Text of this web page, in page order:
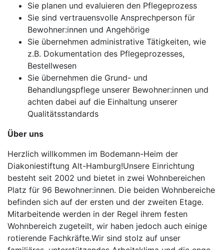
Sie planen und evaluieren den Pflegeprozess
Sie sind vertrauensvolle Ansprechperson für
Bewohner:innen und Angehörige
Sie übernehmen administrative Tätigkeiten, wie
z.B. Dokumentation des Pflegeprozesses,
Bestellwesen
Sie übernehmen die Grund- und
Behandlungspflege unserer Bewohner:innen und
achten dabei auf die Einhaltung unserer
Qualitätsstandards
Über uns
Herzlich willkommen im Bodemann-Heim der
Diakoniestiftung Alt-Hamburg!Unsere Einrichtung
besteht seit 2002 und bietet in zwei Wohnbereichen
Platz für 96 Bewohner:innen. Die beiden Wohnbereiche
befinden sich auf der ersten und der zweiten Etage.
Mitarbeitende werden in der Regel ihrem festen
Wohnbereich zugeteilt, wir haben jedoch auch einige
rotierende Fachkräfte.Wir sind stolz auf unser